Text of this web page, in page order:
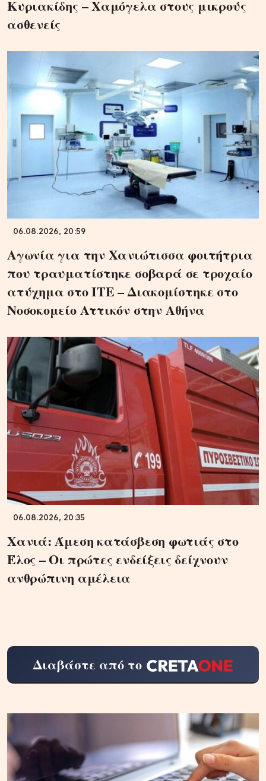
Κυριακίδης – Χαμόγελα στους μικρούς
ασθενείς
06.08.2026, 20:59
Αγωνία για την Χανιώτισσα φοιτήτρια
που τραυματίστηκε σοβαρά σε τροχαίο
ατύχημα στο ΙΤΕ – Διακομίστηκε στο
Νοσοκομείο Αττικόν στην Αθήνα
06.08.2026, 20:35
Χανιά: Άμεση κατάσβεση φωτιάς στο
Έλος – Οι πρώτες ενδείξεις δείχνουν
ανθρώπινη αμέλεια
Διαβάστε από το